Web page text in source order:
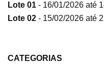
Lote 01 - 16/01/2026 até
Lote 02 - 15/02/2026 até
CATEGORIAS